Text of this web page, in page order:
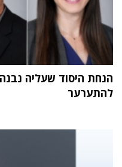
הנחת היסוד שעליה
להתערער